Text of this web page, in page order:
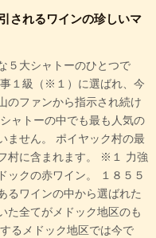
されるワインの珍しいマ
５大シャトーのひとつで
１級（※１）に選ばれ、今
のファンから指示され続け
ャトーの中でも最も人気の
ません。 ポイヤック村の最
村に含まれます。 ※１ 力強
ックの赤ワイン。 １８５５
るワインの中から選ばれた
た全てがメドック地区のも
るメドック地区では今で